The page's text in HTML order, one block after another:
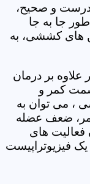
درست و صحیح،
جا به جا
های کششی، به
علاوه بر درمان
کمر و
، می توان به
ضعف عضله
های
فیزیوتراپیست